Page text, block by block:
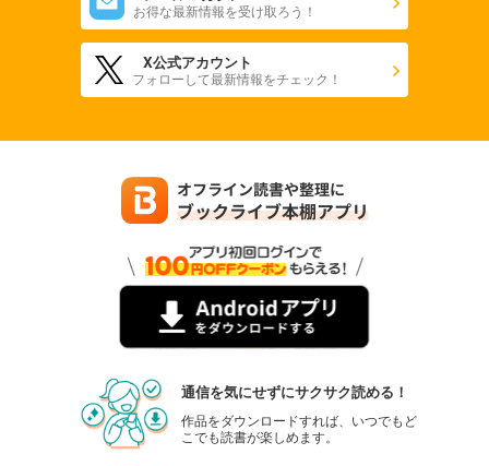
お得な最新情報を受け取ろう！
X公式アカウント
フォローして最新情報をチェック！
通信を気にせずにサクサク読める！
作品をダウンロードすれば、いつでもど
こでも読書が楽しめます。